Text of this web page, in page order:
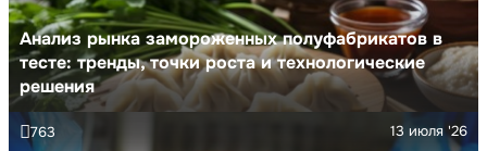
Анализ рынка замороженных полуфабрикатов в
тесте: тренды, точки роста и технологические
решения
13 июля '26
763